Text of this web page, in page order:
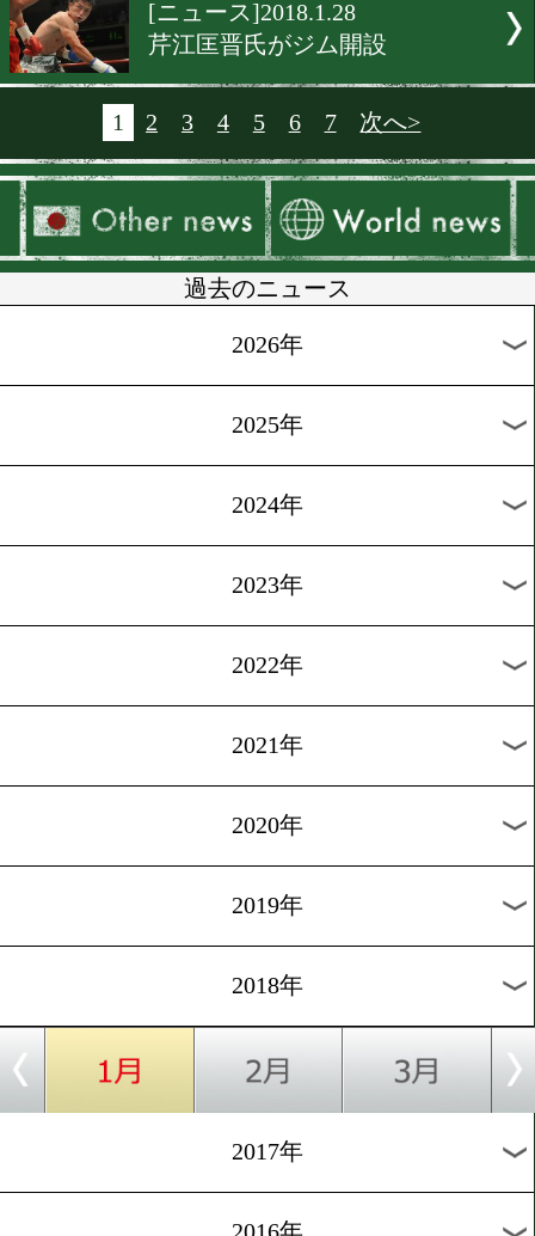
[ニュース]2018.1.29
2/1 DANGAN206は2試合中
[海外ニュース]2018.1.29
アンカハスの報酬は挑戦時
倍以上
[インタビュー]2018.1.28
緒方汐音 圧倒して勝つ
[試合結果]2018.1.28
レスvsヘスタ
芹江匡晋氏がジム開設
1 2 3 4 5 6 7 次へ>
過去のニュース
2025年
2024年